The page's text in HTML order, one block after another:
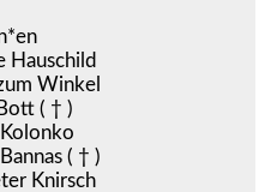
Hauschild
Winkel
( † )
( † )
Knirsch